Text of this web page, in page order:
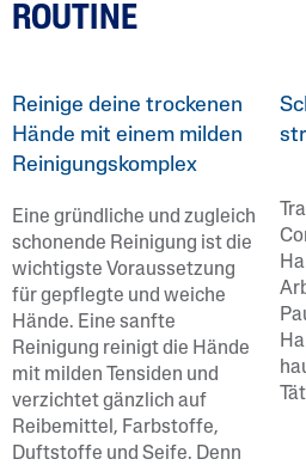
ROUTINE
Reinige deine trockenen
Hände mit einem milden
Reinigungskomplex
Eine gründliche und zugleich
schonende Reinigung ist die
wichtigste Voraussetzung
für gepflegte und weiche
Hände. Eine sanfte
Reinigung reinigt die Hände
mit milden Tensiden und
verzichtet gänzlich auf
Reibemittel, Farbstoffe,
Duftstoffe und Seife. Denn